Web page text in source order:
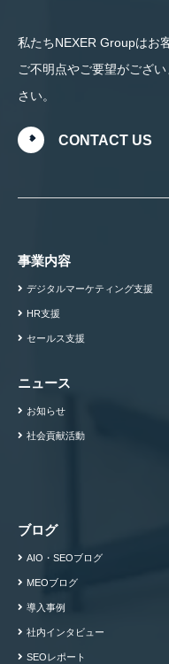
私たちNEXER Groupはお
ご不明点やご要望がござ
さい。
CONTACT US
事業内容
デジタルマーケティング支援
HR支援
セールス支援
ニュース
お知らせ
社会貢献活動
ブログ
AIO・SEOブログ
MEOブログ
導入事例
社内インタビュー
SEOレポート